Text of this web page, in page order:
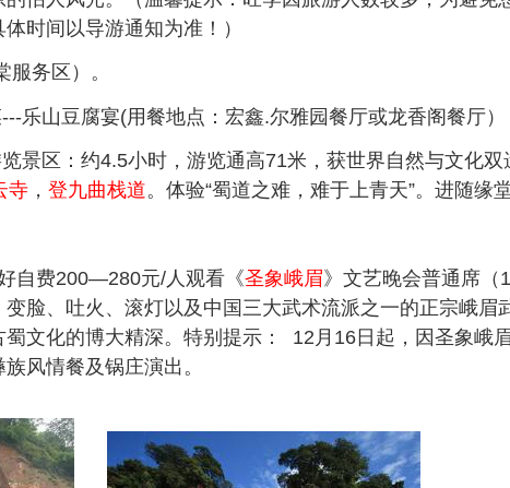
时间以导游通知为准！）
务区）。
乐山豆腐宴(用餐地点：宏鑫.尔雅园餐厅或龙香阁餐厅）
景区：约4.5小时，游览通高71米，获世界自然与文化
寺 ， 登九曲栈道。体验“蜀道之难，难于上青天”。进随缘
自费200—280元/人观看《圣象峨眉》文艺晚会普通席（
脸、吐火、滚灯以及中国三大武术流派之一的正宗峨眉
文化的博大精深。特别提示： 12月16日起，因圣象峨
风情餐及锅庄演出。